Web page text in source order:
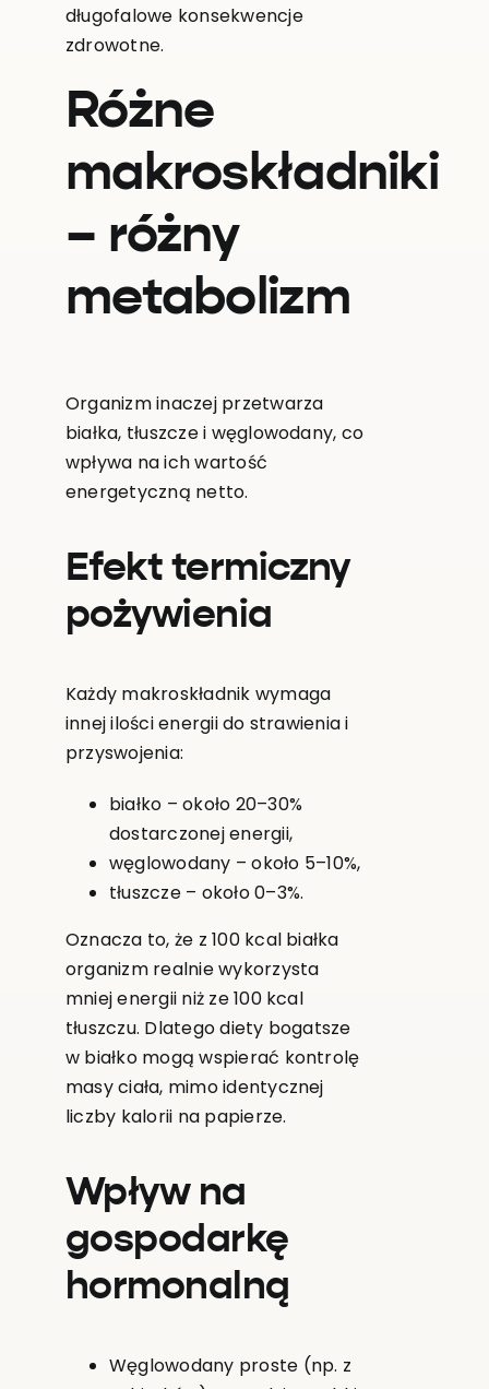
długofalowe konsekwencje
zdrowotne.
Różne
makroskładniki
– różny
metabolizm
Organizm inaczej przetwarza
białka, tłuszcze i węglowodany, co
wpływa na ich wartość
energetyczną netto.
Efekt termiczny
pożywienia
Każdy makroskładnik wymaga
innej ilości energii do strawienia i
przyswojenia:
białko – około 20–30%
dostarczonej energii,
węglowodany – około 5–10%,
tłuszcze – około 0–3%.
Oznacza to, że z 100 kcal białka
organizm realnie wykorzysta
mniej energii niż ze 100 kcal
tłuszczu. Dlatego diety bogatsze
w białko mogą wspierać kontrolę
masy ciała, mimo identycznej
liczby kalorii na papierze.
Wpływ na
gospodarkę
hormonalną
Węglowodany proste (np. z